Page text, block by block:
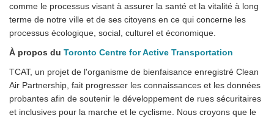
comme le processus visant à assurer la santé et la vitalité à long
terme de notre ville et de ses citoyens en ce qui concerne les
processus écologique, social, culturel et économique.
À propos du Toronto Centre for Active Transportation
TCAT, un projet de l'organisme de bienfaisance enregistré Clean
Air Partnership, fait progresser les connaissances et les données
probantes afin de soutenir le développement de rues sécuritaires
et inclusives pour la marche et le cyclisme. Nous croyons que le